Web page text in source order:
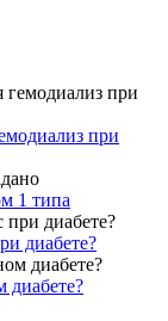
при
1 типа
диабете?
диабете?